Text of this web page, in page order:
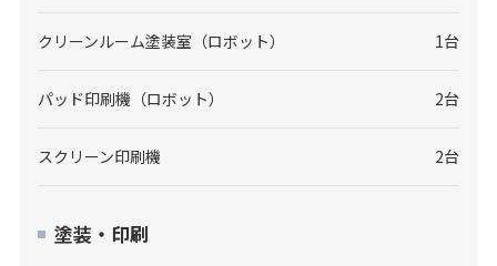
クリーンルーム塗装室（ロボット） 1台
パッド印刷機（ロボット） 2台
スクリーン印刷機 2台
塗装・印刷